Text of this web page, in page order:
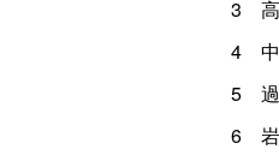
3 高
4 中
5 過
6 岩